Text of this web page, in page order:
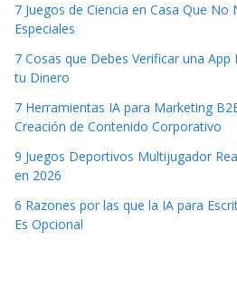
7 Juegos de Ciencia en Casa Que
Especiales
7 Cosas que Debes Verificar una
tu Dinero
7 Herramientas IA para Marketing
Creación de Contenido Corporativo
9 Juegos Deportivos Multijugador
en 2026
6 Razones por las que la IA para
Es Opcional